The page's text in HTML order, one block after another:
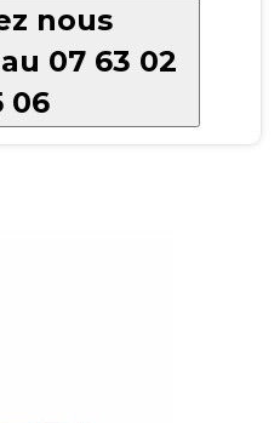
nous
07 63 02
06